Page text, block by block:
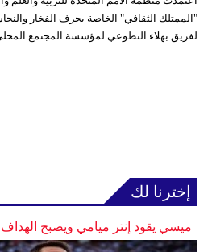
"الممتلك الثقافي" الخاصة بحرف الفخار
لفريق بهلاء التطوعي لمؤسسة المجتمع
إخترنا لك
ميسي يقود إنتر ميامي ويصبح